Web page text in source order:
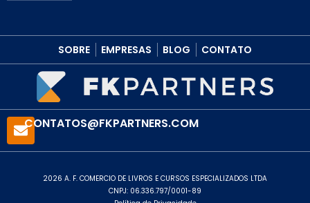
SOBRE EMPRESAS BLOG CONTATO
CONTATOS@FKPARTNERS.COM
2026 A. F. COMERCIO DE LIVROS E CURSOS ESPECIALIZADOS LTDA
CNPJ: 06.336.797/0001-89